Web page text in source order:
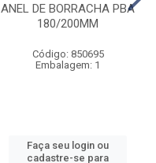
ANEL DE BORRACHA PBA
180/200MM
Código: 850695
Embalagem: 1
Faça seu login ou
cadastre-se para